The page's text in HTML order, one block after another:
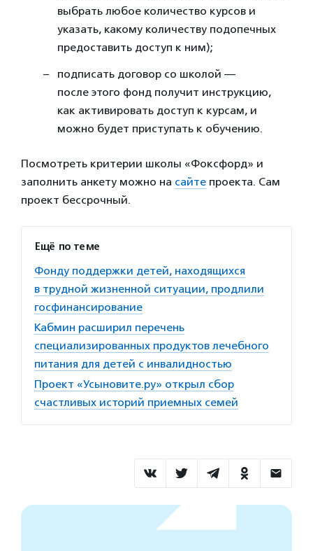
выбрать любое количество курсов и
указать, какому количеству подопечных
предоставить доступ к ним);
подписать договор со школой —
после этого фонд получит инструкцию,
как активировать доступ к курсам, и
можно будет приступать к обучению.
Посмотреть критерии школы «Фоксфорд» и
заполнить анкету можно на сайте проекта. Сам
проект бессрочный.
Ещё по теме
Фонду поддержки детей, находящихся
в трудной жизненной ситуации, продлили
госфинансирование
Кабмин расширил перечень
специализированных продуктов лечебного
питания для детей с инвалидностью
Проект «Усыновите.ру» открыл сбор
счастливых историй приемных семей